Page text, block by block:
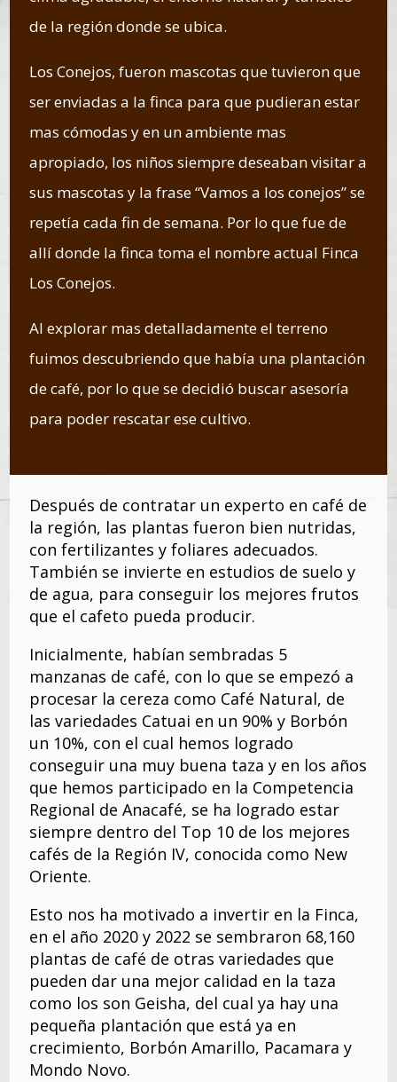
de la región donde se ubica.
Los Conejos, fueron mascotas que tuvieron que
ser enviadas a la finca para que pudieran estar
mas cómodas y en un ambiente mas
apropiado, los niños siempre deseaban visitar a
sus mascotas y la frase “Vamos a los conejos” se
repetía cada fin de semana. Por lo que fue de
allí donde la finca toma el nombre actual Finca
Los Conejos.
Al explorar mas detalladamente el terreno
fuimos descubriendo que había una plantación
de café, por lo que se decidió buscar asesoría
para poder rescatar ese cultivo.
Después de contratar un experto en café de
la región, las plantas fueron bien nutridas,
con fertilizantes y foliares adecuados.
También se invierte en estudios de suelo y
de agua, para conseguir los mejores frutos
que el cafeto pueda producir.
Inicialmente, habían sembradas 5
manzanas de café, con lo que se empezó a
procesar la cereza como Café Natural, de
las variedades Catuai en un 90% y Borbón
un 10%, con el cual hemos logrado
conseguir una muy buena taza y en los años
que hemos participado en la Competencia
Regional de Anacafé, se ha logrado estar
siempre dentro del Top 10 de los mejores
cafés de la Región IV, conocida como New
Oriente.
Esto nos ha motivado a invertir en la Finca,
en el año 2020 y 2022 se sembraron 68,160
plantas de café de otras variedades que
pueden dar una mejor calidad en la taza
como los son Geisha, del cual ya hay una
pequeña plantación que está ya en
crecimiento, Borbón Amarillo, Pacamara y
Mondo Novo.